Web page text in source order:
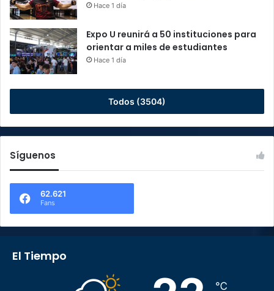
Hace 1 día
Expo U reunirá a 50 instituciones para
orientar a miles de estudiantes
Hace 1 día
Todos (3504)
Síguenos
62.621
Fans
El Tiempo
℃